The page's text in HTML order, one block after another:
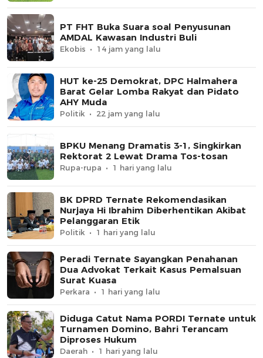
PT FHT Buka Suara soal Penyusunan
AMDAL Kawasan Industri Buli
Ekobis 14 jam yang lalu
HUT ke-25 Demokrat, DPC Halmahera
Barat Gelar Lomba Rakyat dan Pidato
AHY Muda
Politik 22 jam yang lalu
BPKU Menang Dramatis 3-1, Singkirkan
Rektorat 2 Lewat Drama Tos-tosan
Rupa-rupa 1 hari yang lalu
BK DPRD Ternate Rekomendasikan
Nurjaya Hi Ibrahim Diberhentikan Akibat
Pelanggaran Etik
Politik 1 hari yang lalu
Peradi Ternate Sayangkan Penahanan
Dua Advokat Terkait Kasus Pemalsuan
Surat Kuasa
Perkara 1 hari yang lalu
Diduga Catut Nama PORDI Ternate untuk
Turnamen Domino, Bahri Terancam
Diproses Hukum
Daerah 1 hari yang lalu